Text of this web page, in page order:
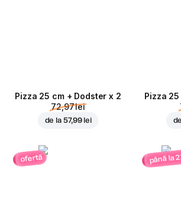
Pizza 25 cm + Dodster x 2
72,97 lei
de la 57,99 lei
Pizza
ofertă până la